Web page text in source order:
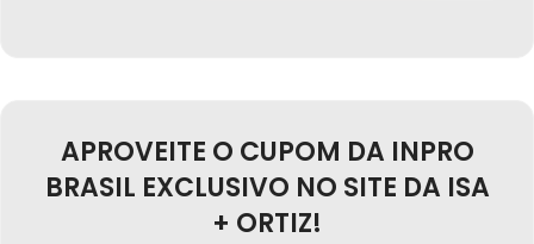
APROVEITE O CUPOM DA INPRO
BRASIL EXCLUSIVO NO SITE DA ISA
+ ORTIZ!